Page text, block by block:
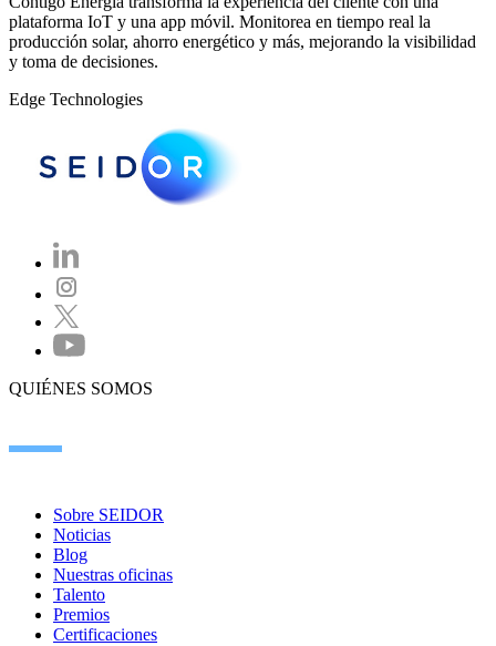
plataforma IoT y una app móvil. Monitorea en tiempo real la
producción solar, ahorro energético y más, mejorando la visibilidad
y toma de decisiones.
Edge Technologies
QUIÉNES SOMOS
Sobre SEIDOR
Noticias
Blog
Nuestras oficinas
Talento
Premios
Certificaciones